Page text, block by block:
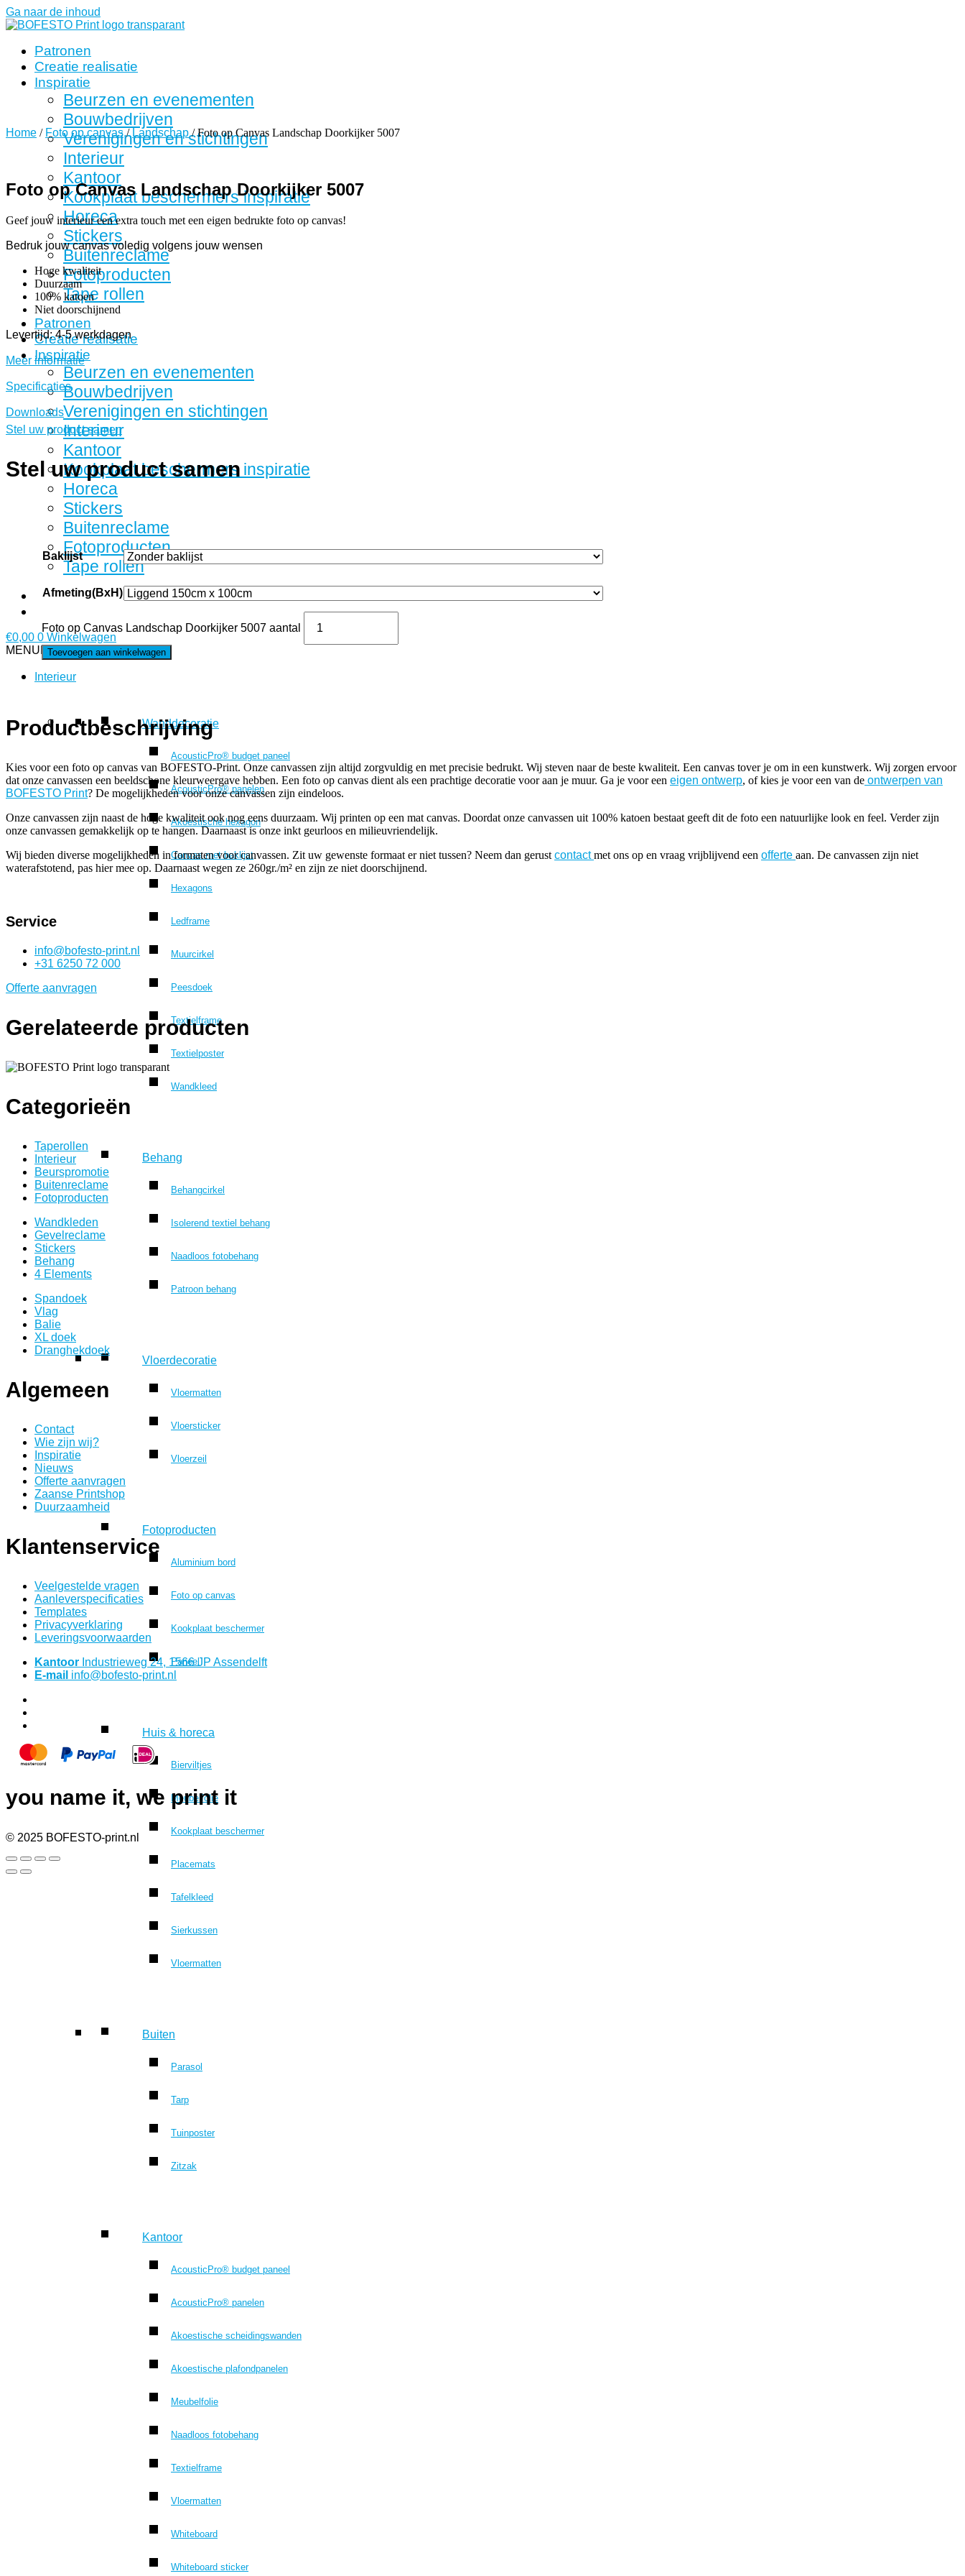
Ga naar de inhoud
Patronen
Creatie realisatie
Inspiratie
Beurzen en evenementen
Bouwbedrijven
Verenigingen en stichtingen
Interieur
Kantoor
Kookplaat beschermers inspiratie
Horeca
Stickers
Buitenreclame
Fotoproducten
Tape rollen
Patronen
Creatie realisatie
Inspiratie
Beurzen en evenementen
Bouwbedrijven
Verenigingen en stichtingen
Interieur
Kantoor
Kookplaat beschermers inspiratie
Horeca
Stickers
Buitenreclame
Fotoproducten
Tape rollen
€0,00 0 Winkelwagen
MENU MENU
Interieur
Wanddecoratie
AcousticPro® budget paneel
AcousticPro® panelen
Akoestische hexagon
Canvas met baklijst
Hexagons
Ledframe
Muurcirkel
Peesdoek
Textielframe
Textielposter
Wandkleed
Behang
Behangcirkel
Isolerend textiel behang
Naadloos fotobehang
Patroon behang
Vloerdecoratie
Vloermatten
Vloersticker
Vloerzeil
Fotoproducten
Aluminium bord
Foto op canvas
Kookplaat beschermer
Paneel
Huis & horeca
Bierviltjes
Meubelfolie
Kookplaat beschermer
Placemats
Tafelkleed
Sierkussen
Vloermatten
Buiten
Parasol
Tarp
Tuinposter
Zitzak
Kantoor
AcousticPro® budget paneel
AcousticPro® panelen
Akoestische scheidingswanden
Akoestische plafondpanelen
Meubelfolie
Naadloos fotobehang
Textielframe
Vloermatten
Whiteboard
Whiteboard sticker
Home / Foto op canvas/ Landschap/ Foto op Canvas Landschap Doorkijker 5007
Foto op Canvas Landschap Doorkijker 5007
Geef jouw interieur een extra touch met een eigen bedrukte foto op canvas!
Bedruk jouw canvas voledig volgens jouw wensen
Hoge kwaliteit
Duurzaam
100% katoen
Niet doorschijnend
Levertijd: 4-5 werkdagen
Meer informatie
Specificaties
Downloads
Stel uw product samen
Stel uw product samen
Baklijst
Afmeting(BxH)
Foto op Canvas Landschap Doorkijker 5007 aantal
Toevoegen aan winkelwagen
Productbeschrijving
Kies voor een foto op canvas van BOFESTO-Print. Onze canvassen zijn altijd zorgvuldig en met precisie bedrukt. Wij steven naar de beste kwaliteit. Een canvas tover je om in een kunstwerk. Wij zorgen ervoor
dat onze canvassen een beeldschone kleurweergave hebben. Een foto op canvas dient als een prachtige decoratie voor aan je muur. Ga je voor een eigen ontwerp, of kies je voor een van de ontwerpen van
BOFESTO Print? De mogelijkheden voor onze canvassen zijn eindeloos.
Onze canvassen zijn naast de hoge kwaliteit ook nog eens duurzaam. Wij printen op een mat canvas. Doordat onze canvassen uit 100% katoen bestaat geeft dit de foto een natuurlijke look en feel. Verder zijn
onze canvassen gemakkelijk op te hangen. Daarnaast is onze inkt geurloos en milieuvriendelijk.
Wij bieden diverse mogelijkheden in formaten voor canvassen. Zit uw gewenste formaat er niet tussen? Neem dan gerust contactmet ons op en vraag vrijblijvend een offerte aan. De canvassen zijn niet
waterafstotend, pas hier mee op. Daarnaast wegen ze 260gr./m² en zijn ze niet doorschijnend.
Service
info@bofesto-print.nl
+31 6250 72 000
Offerte aanvragen
Gerelateerde producten
Categorieën
Taperollen
Interieur
Beurspromotie
Buitenreclame
Fotoproducten
Wandkleden
Gevelreclame
Stickers
Behang
4 Elements
Spandoek
Vlag
Balie
XL doek
Dranghekdoek
Algemeen
Contact
Wie zijn wij?
Inspiratie
Nieuws
Offerte aanvragen
Zaanse Printshop
Duurzaamheid
Klantenservice
Veelgestelde vragen
Aanleverspecificaties
Templates
Privacyverklaring
Leveringsvoorwaarden
Kantoor Industrieweg 24, 1566 JP Assendelft
E-mail info@bofesto-print.nl
you name it, we print it
© 2025 BOFESTO-print.nl